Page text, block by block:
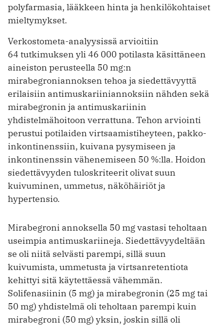
polyfarmasia, lääkkeen hinta ja henkilökohtaiset
mieltymykset.
Verkostometa-analyysissä arvioitiin
64 tutkimuksen yli 46 000 potilasta käsittäneen
aineiston perusteella 50 mg:n
mirabegroniannoksen tehoa ja siedettävyyttä
erilaisiin antimuskariiniannoksiin nähden sekä
mirabegronin ja antimuskariinin
yhdistelmähoitoon verrattuna. Tehon arviointi
perustui potilaiden virtsaamistiheyteen, pakko­
inkontinenssiin, kuivana pysymiseen ja
inkontinenssin vähenemiseen 50 %:lla. Hoidon
siedettävyyden tuloskriteerit olivat suun
kuivuminen, ummetus, näköhäiriöt ja
hypertensio.
Mirabegroni annoksella 50 mg vastasi teholtaan
useimpia antimuskariineja. Siedettävyydeltään
se oli niitä selvästi parempi, sillä suun
kuivumista, ummetusta ja virtsanretentiota
kehittyi sitä käytettäessä vähemmän.
Solifenasiinin (5 mg) ja mirabegronin (25 mg tai
50 mg) yhdistelmä oli teholtaan parempi kuin
mirabegroni (50 mg) yksin, joskin sillä oli